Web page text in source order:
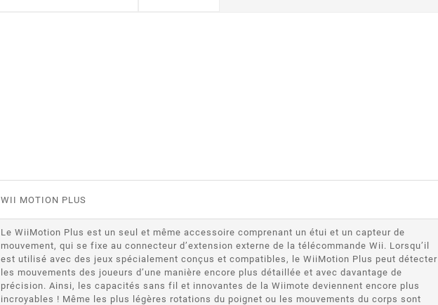
WII MOTION PLUS
Le WiiMotion Plus est un seul et même accessoire comprenant un étui et un capteur de
mouvement, qui se fixe au connecteur d’extension externe de la télécommande Wii. Lorsqu’il
est utilisé avec des jeux spécialement conçus et compatibles, le WiiMotion Plus peut détecter
les mouvements des joueurs d’une manière encore plus détaillée et avec davantage de
précision. Ainsi, les capacités sans fil et innovantes de la Wiimote deviennent encore plus
incroyables ! Même les plus légères rotations du poignet ou les mouvements du corps sont